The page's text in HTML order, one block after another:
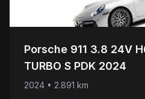
Porsche 911 3.8 24V
TURBO S PDK 2024
2024 • 2.891 km